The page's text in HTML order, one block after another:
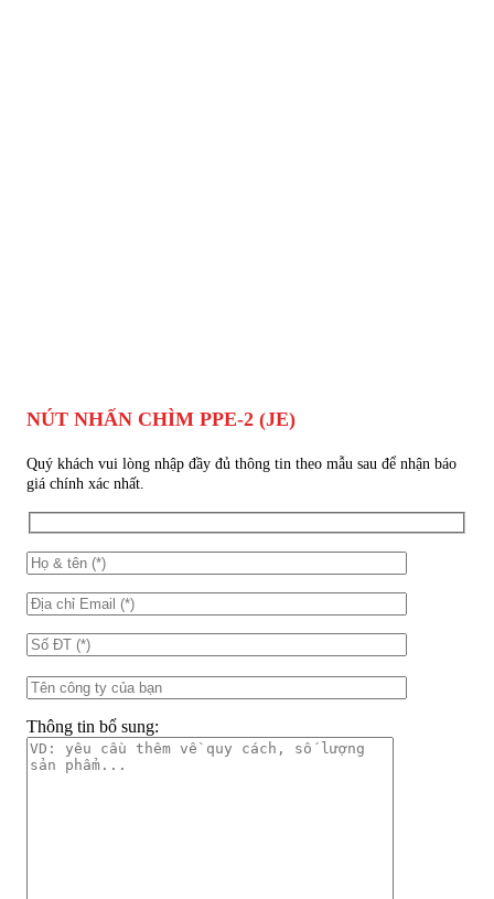
NÚT NHẤN CHÌM PPE-2 (JE)
Quý khách vui lòng nhập đầy đủ thông tin theo mẫu sau để nhận báo
giá chính xác nhất.
Thông tin bổ sung: